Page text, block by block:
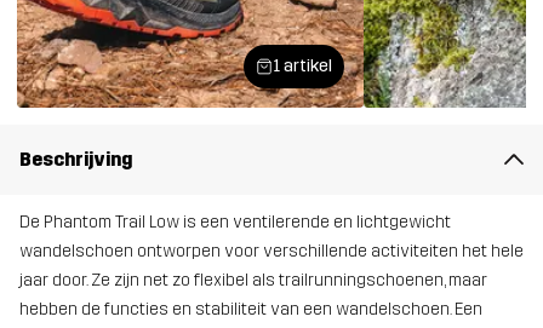
1 artikel
Beschrijving
De Phantom Trail Low is een ventilerende en lichtgewicht
wandelschoen ontworpen voor verschillende activiteiten het hele
jaar door. Ze zijn net zo flexibel als trailrunningschoenen, maar
hebben de functies en stabiliteit van een wandelschoen. Een